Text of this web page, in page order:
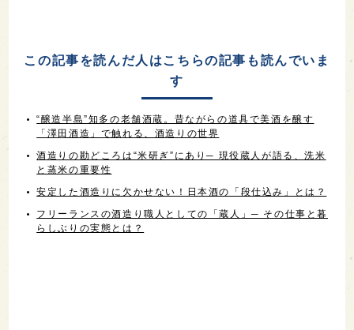
この記事を読んだ人はこちらの記事も読んでいま
す
“醸造半島”知多の老舗酒蔵。昔ながらの道具で美酒を醸す
「澤田酒造」で触れる、酒造りの世界
酒造りの勘どころは“米研ぎ”にあり─ 現役蔵人が語る、洗米
と蒸米の重要性
安定した酒造りに欠かせない！日本酒の「段仕込み」とは？
フリーランスの酒造り職人としての「蔵人」─ その仕事と暮
らしぶりの実態とは？